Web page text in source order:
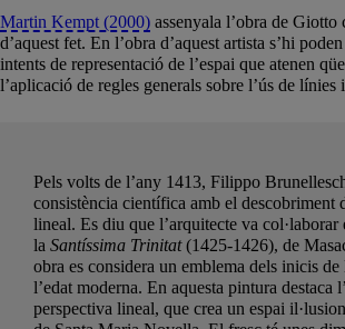
Martin Kempt (2000) assenyala l’obra de Giotto
d’aquest fet. En l’obra d’aquest artista s’hi
intents de representació de l’espai que atenen
l’aplicació de regles generals sobre l’ús de línies
Pels volts de l’any 1413, Filippo
consistència científica amb el descobriment
lineal. Es diu que l’arquitecte va col·laborar
la Santíssima Trinitat(1425-1426), de
obra es considera un emblema dels inicis de
l’edat moderna. En aquesta pintura destaca
perspectiva lineal, que crea un espai